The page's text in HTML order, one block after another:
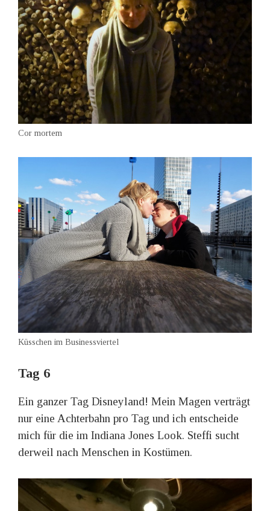
Cor mortem
Küsschen im Businessviertel
Tag 6
Ein ganzer Tag Disneyland! Mein Magen verträgt
nur eine Achterbahn pro Tag und ich entscheide
mich für die im Indiana Jones Look. Steffi sucht
derweil nach Menschen in Kostümen.